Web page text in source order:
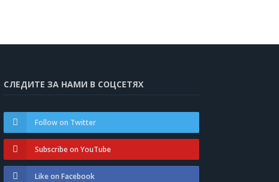
СЛЕДИТЕ ЗА НАМИ В СОЦСЕТЯХ
Follow on Twitter
Subscribe on YouTube
Like on Facebook